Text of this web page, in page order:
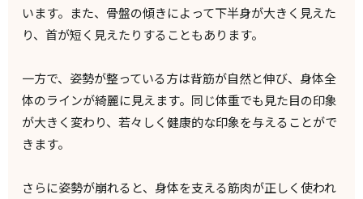
います。また、骨盤の傾きによって下半身が大きく見えた
り、首が短く見えたりすることもあります。
一方で、姿勢が整っている方は背筋が自然と伸び、身体全
体のラインが綺麗に見えます。同じ体重でも見た目の印象
が大きく変わり、若々しく健康的な印象を与えることがで
きます。
さらに姿勢が崩れると、身体を支える筋肉が正しく使われ